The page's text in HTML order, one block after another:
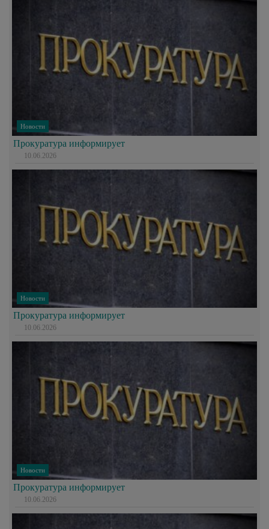
Новости
Прокуратура информирует
10.06.2026
Новости
Прокуратура информирует
10.06.2026
Новости
Прокуратура информирует
10.06.2026